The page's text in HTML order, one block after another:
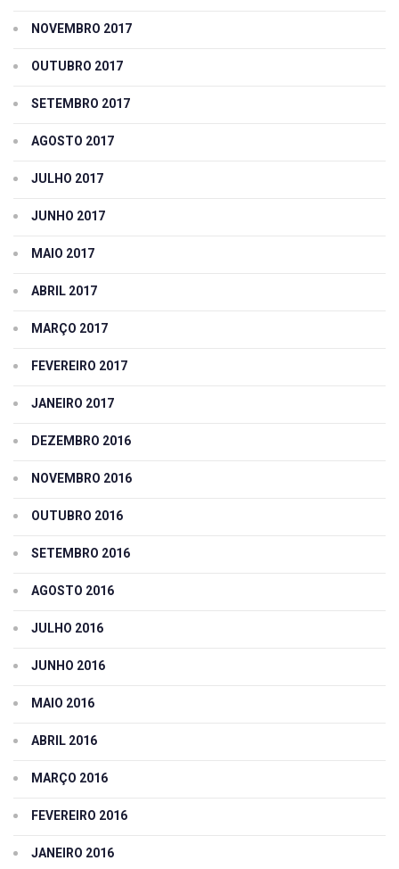
NOVEMBRO 2017
OUTUBRO 2017
SETEMBRO 2017
AGOSTO 2017
JULHO 2017
JUNHO 2017
MAIO 2017
ABRIL 2017
MARÇO 2017
FEVEREIRO 2017
JANEIRO 2017
DEZEMBRO 2016
NOVEMBRO 2016
OUTUBRO 2016
SETEMBRO 2016
AGOSTO 2016
JULHO 2016
JUNHO 2016
MAIO 2016
ABRIL 2016
MARÇO 2016
FEVEREIRO 2016
JANEIRO 2016